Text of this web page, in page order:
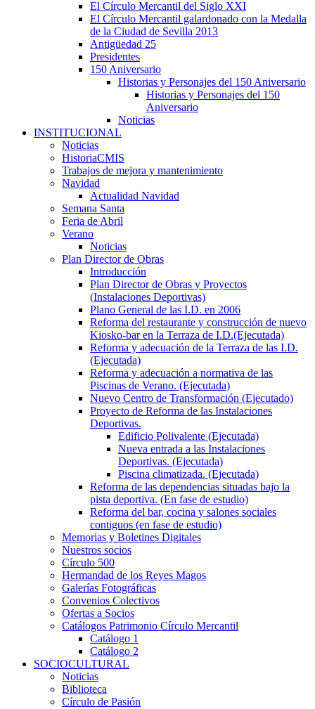
El Círculo Mercantil del Siglo XXI
El Círculo Mercantil galardonado con la Medalla
de la Ciudad de Sevilla 2013
Antigüedad 25
Presidentes
150 Aniversario
Historias y Personajes del 150 Aniversario
Historias y Personajes del 150
Aniversario
Noticias
INSTITUCIONAL
Noticias
HistoriaCMIS
Trabajos de mejora y mantenimiento
Navidad
Actualidad Navidad
Semana Santa
Feria de Abril
Verano
Noticias
Plan Director de Obras
Introducción
Plan Director de Obras y Proyectos
(Instalaciones Deportivas)
Plano General de las I.D. en 2006
Reforma del restaurante y construcción de nuevo
Kiosko-bar en la Terraza de I.D.(Ejecutada)
Reforma y adecuación de la Terraza de las I.D.
(Ejecutada)
Reforma y adecuación a normativa de las
Piscinas de Verano. (Ejecutada)
Nuevo Centro de Transformación (Ejecutado)
Proyecto de Reforma de las Instalaciones
Deportivas.
Edificio Polivalente (Ejecutada)
Nueva entrada a las Instalaciones
Deportivas. (Ejecutada)
Piscina climatizada. (Ejecutada)
Reforma de las dependencias situadas bajo la
pista deportiva. (En fase de estudio)
Reforma del bar, cocina y salones sociales
contiguos (en fase de estudio)
Memorias y Boletines Digitales
Nuestros socios
Círculo 500
Hermandad de los Reyes Magos
Galerías Fotográficas
Convenios Colectivos
Ofertas a Socios
Catálogos Patrimonio Círculo Mercantil
Catálogo 1
Catálogo 2
SOCIOCULTURAL
Noticias
Biblioteca
Círculo de Pasión